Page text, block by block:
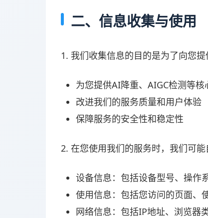
二、信息收集与使用
1. 我们收集信息的目的是为了向您提
为您提供AI降重、AIGC检测等核
改进我们的服务质量和用户体验
保障服务的安全性和稳定性
2. 在您使用我们的服务时，我们可能
设备信息：包括设备型号、操作
使用信息：包括您访问的页面、
网络信息：包括IP地址、浏览器